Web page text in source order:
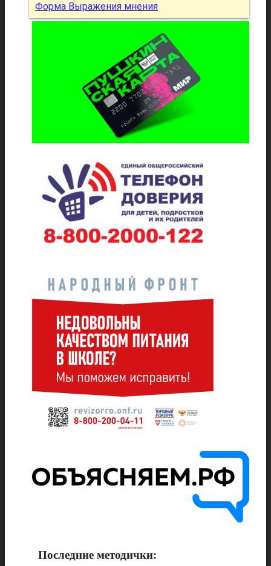
Форма Выражения мнения
Последние методички: